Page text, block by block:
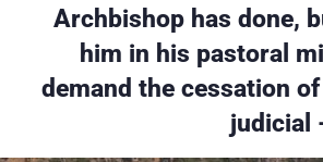
Archbishop has done,
him in his pastoral
demand the cessation
judicial
ناس
رياضة